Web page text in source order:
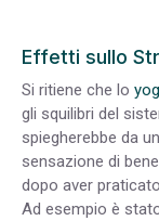
Effetti sullo
Si ritiene che lo
gli squilibri del
spiegherebbe da
sensazione di
dopo aver
Ad esempio è